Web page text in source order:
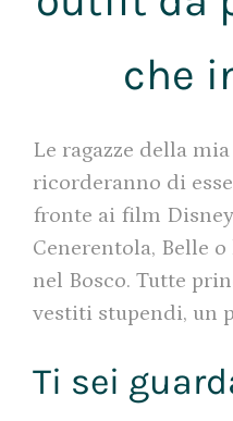
che
Le ragazze della
ricorderanno di
fronte ai film
Cenerentola, Belle
nel Bosco. Tutte
vestiti stupendi, un
Ti sei